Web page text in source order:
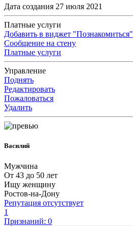
Дата создания 27 июля 2021
Платные услуги
Добавить в виджет "Познакомиться"
Сообщение на стену
Платные услуги
Управление
Поднять
Редактировать
Пожаловаться
Удалить
Василий
Мужчина
От 43 до 50 лет
Ищу женщину
Ростов-на-Дону
Репутация отсутствует
1
Признаний: 0